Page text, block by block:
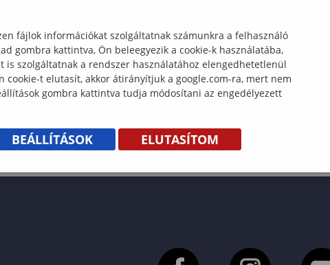
fájlok információkat szolgáltatnak számunkra a felhasználó
gombra kattintva, Ön beleegyezik a cookie-k használatába,
is szolgáltatnak a rendszer használatához elengedhetetlenül
cookie-t elutasít, akkor átirányítjuk a google.com-ra, mert nem
gombra kattintva tudja módosítani az engedélyezett
BEÁLLÍTÁSOK ELUTASÍTOM